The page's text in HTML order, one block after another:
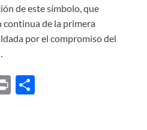
de este símbolo, que
de la primera
por el compromiso del
P